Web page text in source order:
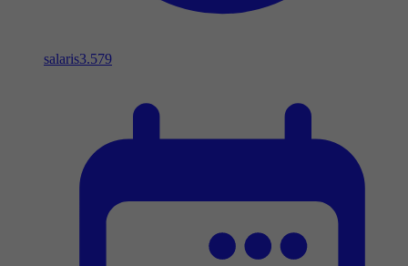
salaris3.579